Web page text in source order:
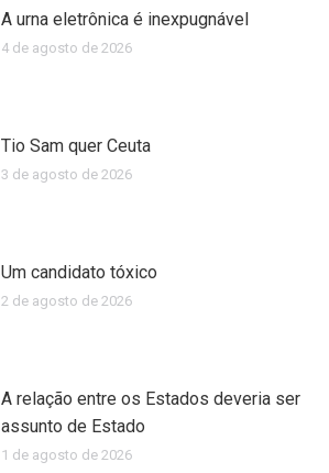
A urna eletrônica é inexpugnável
4 de agosto de 2026
Tio Sam quer Ceuta
3 de agosto de 2026
Um candidato tóxico
2 de agosto de 2026
A relação entre os Estados deveria ser
assunto de Estado
1 de agosto de 2026